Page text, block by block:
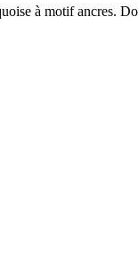
à motif ancres.